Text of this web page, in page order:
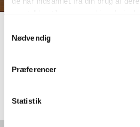
Nødvendig
Præferencer
Statistik
Seglen
Villavej i Overlund. Alle vejene i